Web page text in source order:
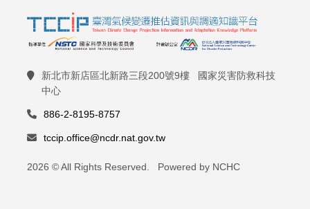
新北市新店區北新路三段200號9樓 國家災害防救科技
中心
886-2-8195-8757
tccip.office@ncdr.nat.gov.tw
2026 © All Rights Reserved. Powered by NCHC